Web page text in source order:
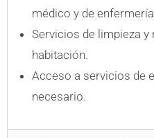
médico y de
Servicios de limpieza y
habitación.
Acceso a servicios de
necesario.